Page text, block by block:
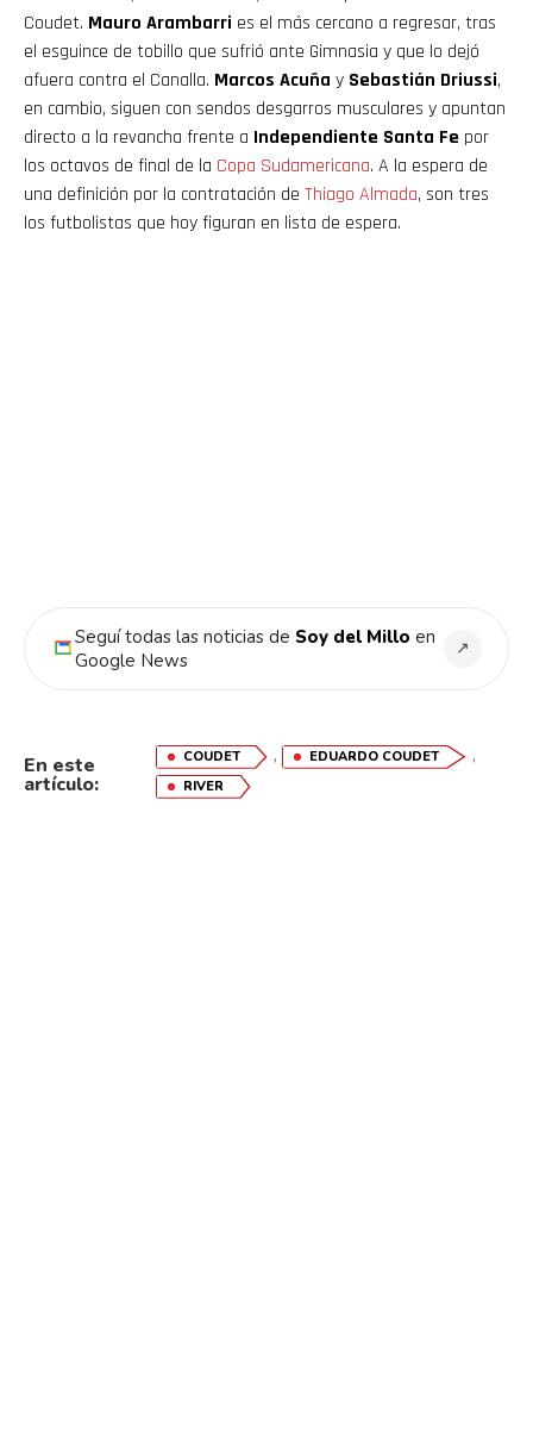
Coudet. Mauro Arambarri es el más cercano a regresar, tras
el esguince de tobillo que sufrió ante Gimnasia y que lo dejó
afuera contra el Canalla. Marcos Acuña y Sebastián Driussi,
en cambio, siguen con sendos desgarros musculares y apuntan
directo a la revancha frente a Independiente Santa Fe por
los octavos de final de la Copa Sudamericana. A la espera de
una definición por la contratación de Thiago Almada, son tres
los futbolistas que hoy figuran en lista de espera.
Seguí todas las noticias de Soy del Millo en
Google News
↗
En este
artículo:
COUDET , EDUARDO COUDET ,
RIVER